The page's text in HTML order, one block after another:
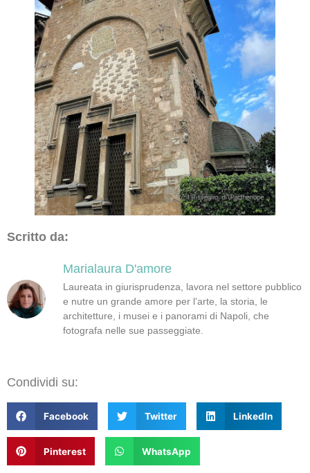
Scritto da:
Marialaura D'amore
Laureata in giurisprudenza, lavora nel settore pubblico
e nutre un grande amore per l’arte, la storia, le
architetture, i musei e i panorami di Napoli, che
fotografa nelle sue passeggiate.
Condividi su:
Facebook Twitter LinkedIn
Pinterest WhatsApp